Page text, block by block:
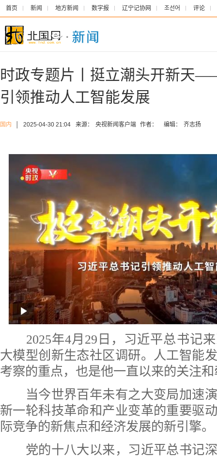
首页 新闻 地方新闻 数字报 辽宁记协网 조선어 评论
时政专题片丨挺立潮头开新天
引领推动人工智能发展
国内 2025-04-30 21:04 来源： 央视新闻客户端 作者： 编辑： 齐志扬
2025年4月29日，习近平总书记来
大模型创新生态社区调研。人工智能
考察的重点，也是他一直以来的关注
当今世界百年未有之大变局加速演
新一轮科技革命和产业变革的重要驱
际竞争的新焦点和经济发展的新引擎。
党的十八大以来，习近平总书记深